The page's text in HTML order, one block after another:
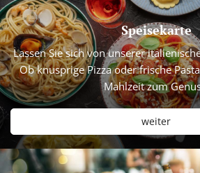
Speisekarte
Lassen Sie sich von unserer
Ob knusprige Pizza oder frische
Mahlzeit zum
weiter